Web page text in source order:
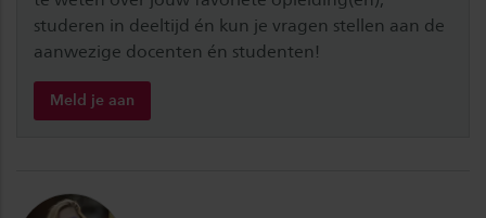
studeren in deeltijd én kun je vragen stellen aan de
aanwezige docenten én studenten!
Meld je aan